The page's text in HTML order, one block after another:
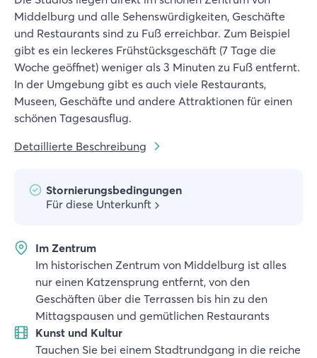
Middelburg und alle Sehenswürdigkeiten, Geschäfte
und Restaurants sind zu Fuß erreichbar. Zum Beispiel
gibt es ein leckeres Frühstücksgeschäft (7 Tage die
Woche geöffnet) weniger als 3 Minuten zu Fuß entfernt.
In der Umgebung gibt es auch viele Restaurants,
Museen, Geschäfte und andere Attraktionen für einen
schönen Tagesausflug.
Detaillierte Beschreibung
Stornierungsbedingungen
Für diese Unterkunft
Im Zentrum
Im historischen Zentrum von Middelburg ist alles
nur einen Katzensprung entfernt, von den
Geschäften über die Terrassen bis hin zu den
Mittagspausen und gemütlichen Restaurants
Kunst und Kultur
Tauchen Sie bei einem Stadtrundgang in die reiche